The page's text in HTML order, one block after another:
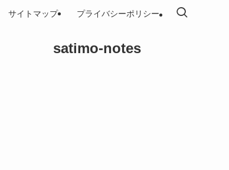
satimo-notes
サイトマップ プライバシーポリシー